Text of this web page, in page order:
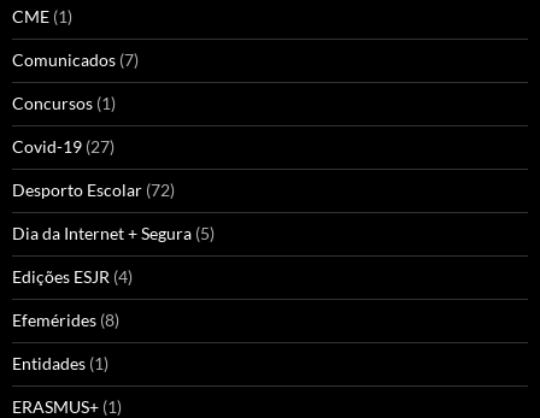
CME (1)
Comunicados (7)
Concursos (1)
Covid-19 (27)
Desporto Escolar (72)
Dia da Internet + Segura (5)
Edições ESJR (4)
Efemérides (8)
Entidades (1)
ERASMUS+ (1)